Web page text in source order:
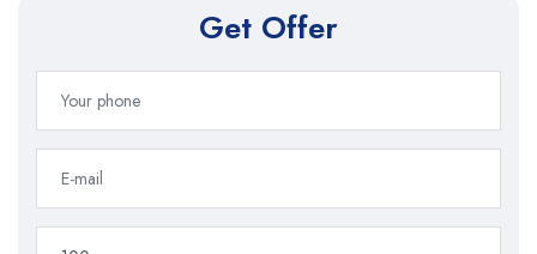
Get Offer